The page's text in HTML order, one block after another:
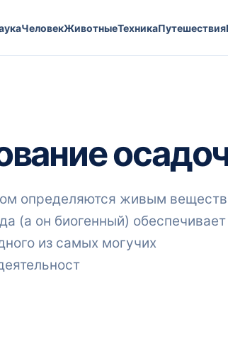
ЧеловекЖивотныеТехникаПутешествия
определяются живым
(а он биогенный) обеспечивает
из самых могучих